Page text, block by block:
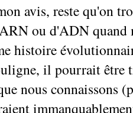
avis, reste qu'on
ou d'ADN quand
histoire
il pourrait être
nous connaissons